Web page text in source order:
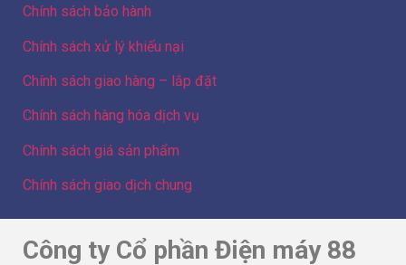
Chính sách bảo hành
Chính sách xử lý khiếu nại
Chính sách giao hàng – lắp đặt
Chính sách hàng hóa dịch vụ
Chính sách giá sản phẩm
Chính sách giao dịch chung
Công ty Cổ phần Điện máy 88